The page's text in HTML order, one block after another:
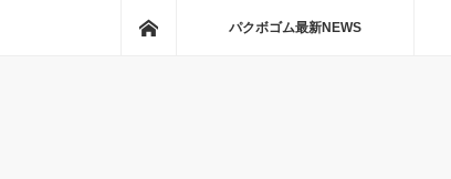
パクボゴム最新NEWS